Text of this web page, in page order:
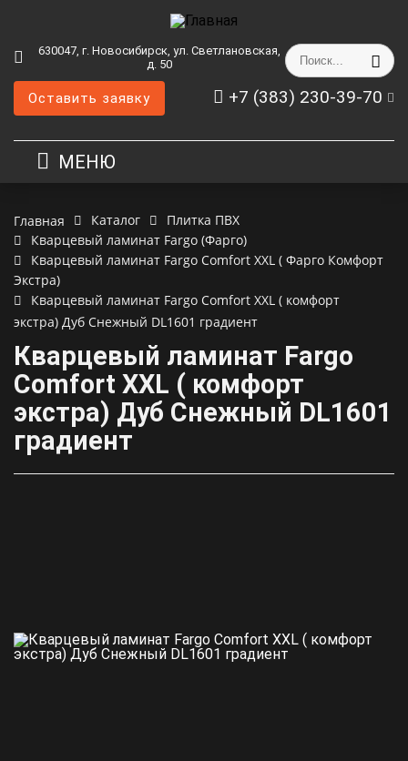
630047, г. Новосибирск, ул. Светлановская,
д. 50
+7 (383) 230-39-70
Оставить заявку
МЕНЮ
Главная Каталог
Плитка ПВХ
Кварцевый ламинат Fargo (Фарго)
Кварцевый ламинат Fargo Comfort XXL ( Фарго Комфорт
Экстра)
Кварцевый ламинат Fargo Comfort XXL ( комфорт
экстра) Дуб Снежный DL1601 градиент
Кварцевый ламинат Fargo
Comfort XXL ( комфорт
экстра) Дуб Снежный DL1601
градиент